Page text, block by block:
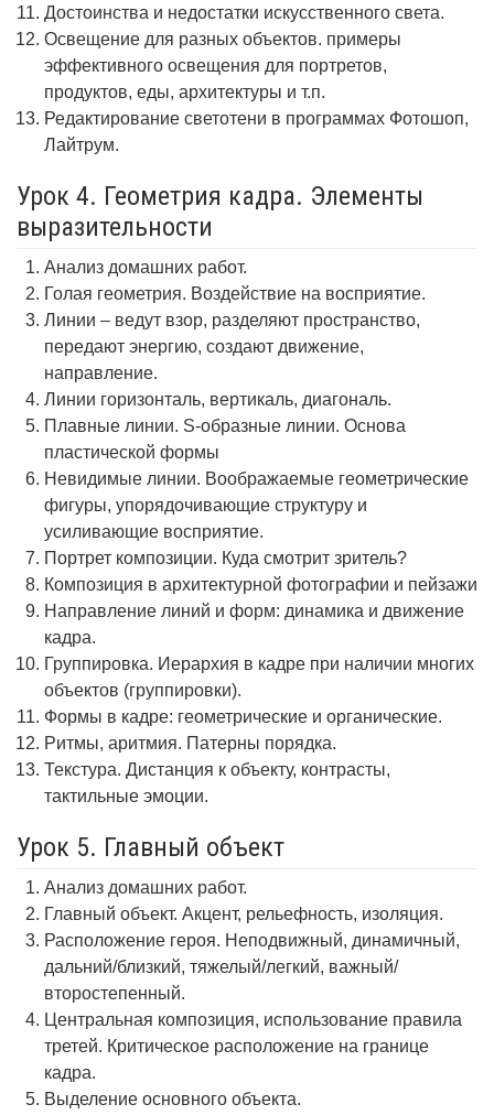
Достоинства и недостатки искусственного света.
Освещение для разных объектов. примеры
эффективного освещения для портретов,
продуктов, еды, архитектуры и т.п.
Редактирование светотени в программах Фотошоп,
Лайтрум.
Урок 4. Геометрия кадра. Элементы
выразительности
Анализ домашних работ.
Голая геометрия. Воздействие на восприятие.
Линии – ведут взор, разделяют пространство,
передают энергию, создают движение,
направление.
Линии горизонталь, вертикаль, диагональ.
Плавные линии. S-образные линии. Основа
пластической формы
Невидимые линии. Воображаемые геометрические
фигуры, упорядочивающие структуру и
усиливающие восприятие.
Портрет композиции. Куда смотрит зритель?
Композиция в архитектурной фотографии и пейзажи
Направление линий и форм: динамика и движение
кадра.
Группировка. Иерархия в кадре при наличии многих
объектов (группировки).
Формы в кадре: геометрические и органические.
Ритмы, аритмия. Патерны порядка.
Текстура. Дистанция к объекту, контрасты,
тактильные эмоции.
Урок 5. Главный объект
Анализ домашних работ.
Главный объект. Акцент, рельефность, изоляция.
Расположение героя. Неподвижный, динамичный,
дальний/близкий, тяжелый/легкий, важный/
второстепенный.
Центральная композиция, использование правила
третей. Критическое расположение на границе
кадра.
Выделение основного объекта.